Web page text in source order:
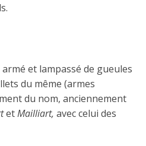
et lampassé de gueules
du même (armes
du nom, anciennement
etMailliart, avec celui des